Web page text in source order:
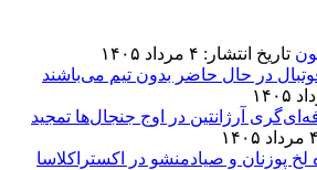
تاریخ انتشار: ۴ مرداد ۱۴۰۵
در حال حاضر بدون تیم می‌باشند
آرژانتین در اوج جنجال‌ها تمجید
لخ پوزنان و صیادمنشو در اکستراکلاسا